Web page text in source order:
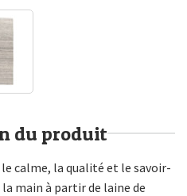
du produit
calme, la qualité et le savoir-
main à partir de laine de